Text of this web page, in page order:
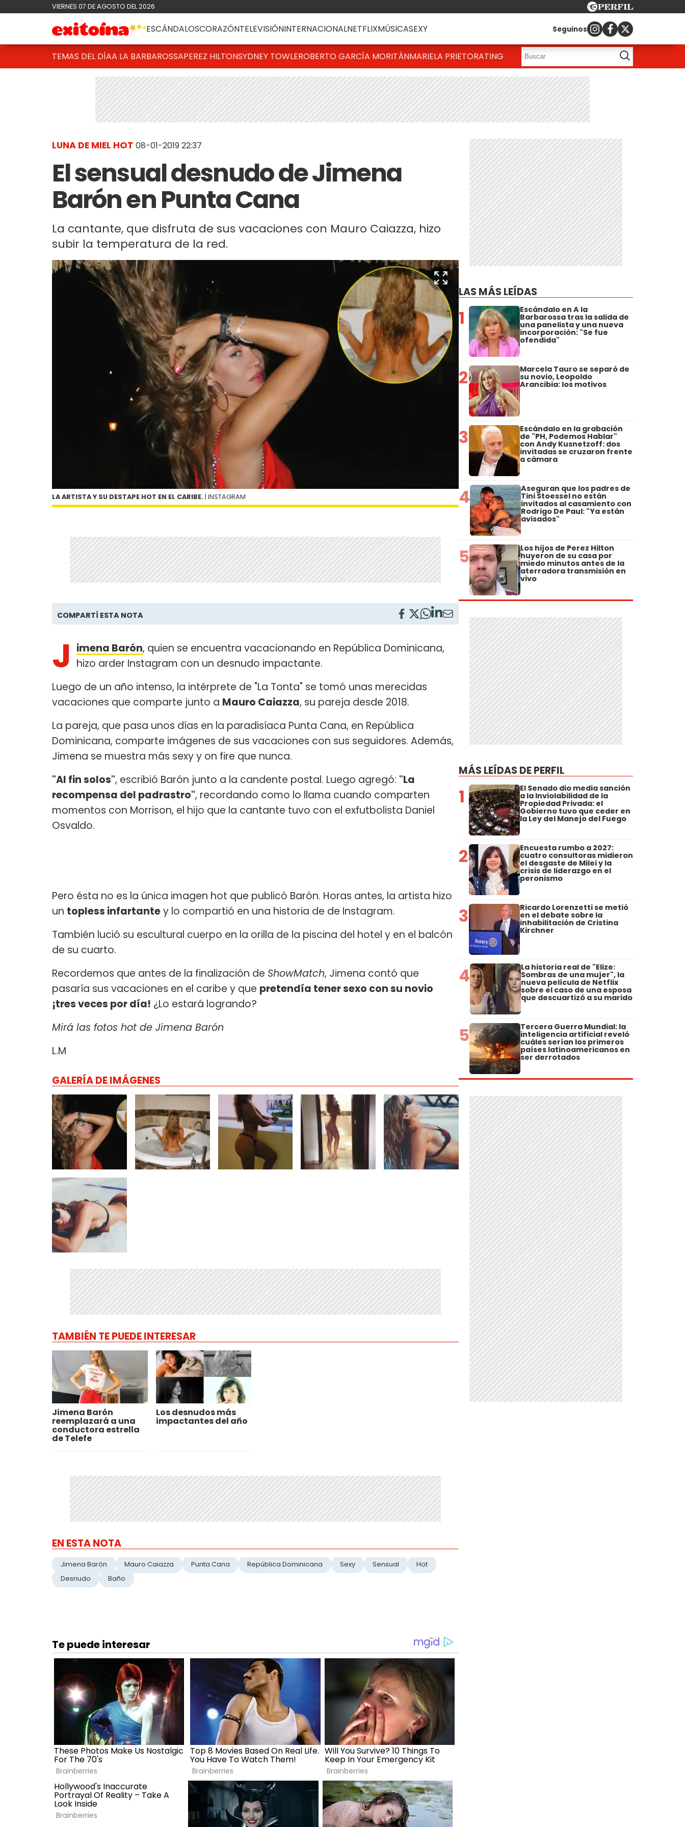
VIERNES 07 DE AGOSTO DEL 2026
ESCÁNDALOSCORAZÓNTELEVISIÓNINTERNACIONALNETFLIXMÚSICASEXY Seguinos
TEMAS DEL DÍAA LA BARBAROSSAPEREZ HILTONSYDNEY TOWLEROBERTO GARCÍA MORITÁNMARIELA PRIETORATING
LUNA DE MIEL HOT 08-01-2019 22:37
El sensual desnudo de Jimena
Barón en Punta Cana
La cantante, que disfruta de sus vacaciones con Mauro Caiazza, hizo
subir la temperatura de la red.
LA ARTISTA Y SU DESTAPE HOT EN EL CARIBE. | INSTAGRAM
COMPARTÍ ESTA NOTA
J imena Barón, quien se encuentra vacacionando en República Dominicana,
hizo arder Instagram con un desnudo impactante.
Luego de un año intenso, la intérprete de "La Tonta" se tomó unas merecidas
vacaciones que comparte junto a Mauro Caiazza, su pareja desde 2018.
La pareja, que pasa unos días en la paradisíaca Punta Cana, en República
Dominicana, comparte imágenes de sus vacaciones con sus seguidores. Además,
Jimena se muestra más sexy y on fire que nunca.
"Al fin solos", escribió Barón junto a la candente postal. Luego agregó: "La
recompensa del padrastro", recordando como lo llama cuando comparten
momentos con Morrison, el hijo que la cantante tuvo con el exfutbolista Daniel
Osvaldo.
Pero ésta no es la única imagen hot que publicó Barón. Horas antes, la artista hizo
un topless infartantey lo compartió en una historia de de Instagram.
También lució su escultural cuerpo en la orilla de la piscina del hotel y en el balcón
de su cuarto.
Recordemos que antes de la finalización de ShowMatch, Jimena contó que
pasaría sus vacaciones en el caribe y que pretendía tener sexo con su novio
¡tres veces por día! ¿Lo estará logrando?
Mirá las fotos hot de Jimena Barón
L.M
GALERÍA DE IMÁGENES
TAMBIÉN TE PUEDE INTERESAR
Jimena Barón
reemplazará a una
conductora estrella
de Telefe
Los desnudos más
impactantes del año
EN ESTA NOTA
Jimena Barón Mauro Caiazza Punta Cana República Dominicana Sexy Sensual
Hot
Desnudo
Baño
LAS MÁS LEÍDAS
1 Escándalo en A la
Barbarossa tras la salida de
una panelista y una nueva
incorporación: "Se fue
ofendida"
2 Marcela Tauro se separó de
su novio, Leopoldo
Arancibia: los motivos
3 Escándalo en la grabación
de "PH, Podemos Hablar"
con Andy Kusnetzoff: dos
invitadas se cruzaron frente
a cámara
4 Aseguran que los padres de
Tini Stoessel no están
invitados al casamiento con
Rodrigo De Paul: "Ya están
avisados"
5 Los hijos de Perez Hilton
huyeron de su casa por
miedo minutos antes de la
aterradora transmisión en
vivo
MÁS LEÍDAS DE PERFIL
1 El Senado dio media sanción
a la Inviolabilidad de la
Propiedad Privada: el
Gobierno tuvo que ceder en
la Ley del Manejo del Fuego
2 Encuesta rumbo a 2027:
cuatro consultoras midieron
el desgaste de Milei y la
crisis de liderazgo en el
peronismo
3 Ricardo Lorenzetti se metió
en el debate sobre la
inhabilitación de Cristina
Kirchner
4 La historia real de "Elize:
Sombras de una mujer", la
nueva película de Netflix
sobre el caso de una esposa
que descuartizó a su marido
5 Tercera Guerra Mundial: la
inteligencia artificial reveló
cuáles serían los primeros
países latinoamericanos en
ser derrotados